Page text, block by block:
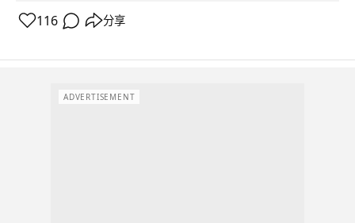
116 分享
ADVERTISEMENT